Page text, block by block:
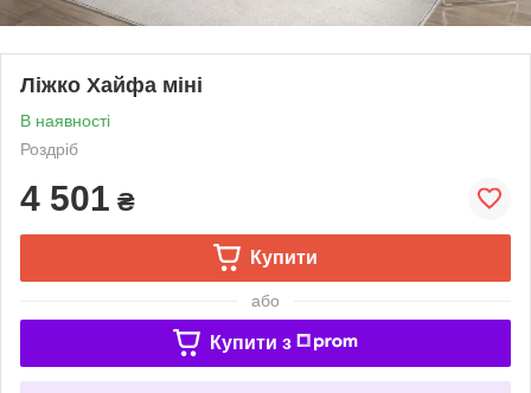
Ліжко Хайфа міні
В наявності
Роздріб
4 501 ₴
Купити
або
Купити з